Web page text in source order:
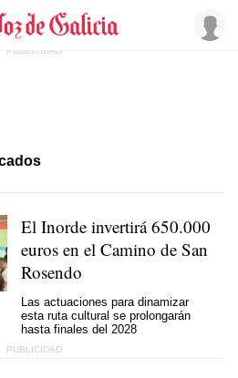
El Inorde invertirá 650.000
euros en el Camino de San
Rosendo
Las actuaciones para dinamizar
esta ruta cultural se prolongarán
hasta finales del 2028